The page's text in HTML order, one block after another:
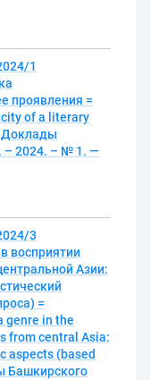
1
проявления =
of a literary
Доклады
– 2024. – № 1. —
3
восприятии
Азии:
=
genre in the
from central Asia:
aspects (based
Башкирского